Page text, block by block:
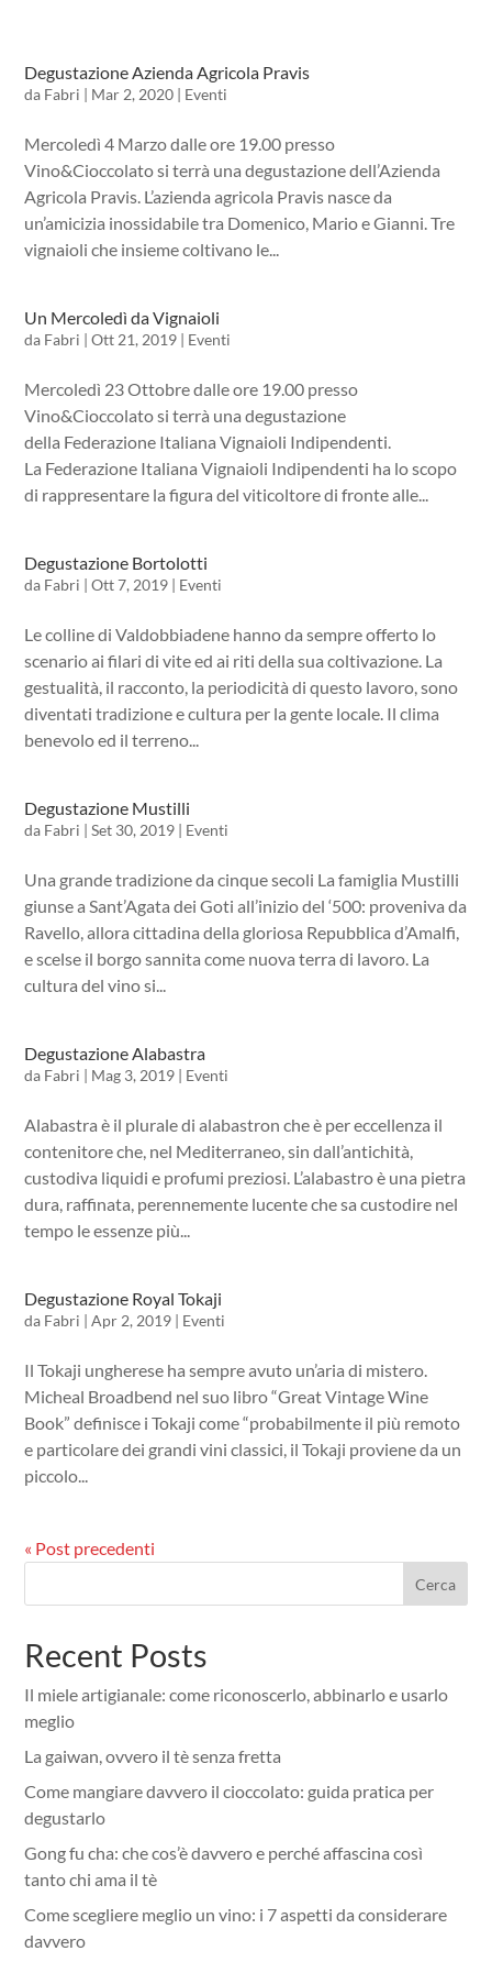
Degustazione Azienda Agricola Pravis
da Fabri | Mar 2, 2020 | Eventi
Mercoledì 4 Marzo dalle ore 19.00 presso
Vino&Cioccolato si terrà una degustazione dell’Azienda
Agricola Pravis. L’azienda agricola Pravis nasce da
un’amicizia inossidabile tra Domenico, Mario e Gianni. Tre
vignaioli che insieme coltivano le...
Un Mercoledì da Vignaioli
da Fabri |Ott 21, 2019 | Eventi
Mercoledì 23 Ottobre dalle ore 19.00 presso
Vino&Cioccolato si terrà una degustazione
della Federazione Italiana Vignaioli Indipendenti.
La Federazione Italiana Vignaioli Indipendenti ha lo scopo
di rappresentare la figura del viticoltore di fronte alle...
Degustazione Bortolotti
da Fabri |Ott 7, 2019 | Eventi
Le colline di Valdobbiadene hanno da sempre offerto lo
scenario ai filari di vite ed ai riti della sua coltivazione. La
gestualità, il racconto, la periodicità di questo lavoro, sono
diventati tradizione e cultura per la gente locale. Il clima
benevolo ed il terreno...
Degustazione Mustilli
da Fabri |Set 30, 2019 | Eventi
Una grande tradizione da cinque secoli La famiglia Mustilli
giunse a Sant’Agata dei Goti all’inizio del ‘500: proveniva da
Ravello, allora cittadina della gloriosa Repubblica d’Amalfi,
e scelse il borgo sannita come nuova terra di lavoro. La
cultura del vino si...
Degustazione Alabastra
da Fabri | Mag 3, 2019 | Eventi
Alabastra è il plurale di alabastron che è per eccellenza il
contenitore che, nel Mediterraneo, sin dall’antichità,
custodiva liquidi e profumi preziosi. L’alabastro è una pietra
dura, raffinata, perennemente lucente che sa custodire nel
tempo le essenze più...
Degustazione Royal Tokaji
da Fabri |Apr 2, 2019 | Eventi
Il Tokaji ungherese ha sempre avuto un’aria di mistero.
Micheal Broadbend nel suo libro “Great Vintage Wine
Book” definisce i Tokaji come “probabilmente il più remoto
e particolare dei grandi vini classici, il Tokaji proviene da un
piccolo...
« Post precedenti
Cerca
Recent Posts
Il miele artigianale: come riconoscerlo, abbinarlo e usarlo
meglio
La gaiwan, ovvero il tè senza fretta
Come mangiare davvero il cioccolato: guida pratica per
degustarlo
Gong fu cha: che cos’è davvero e perché affascina così
tanto chi ama il tè
Come scegliere meglio un vino: i 7 aspetti da considerare
davvero